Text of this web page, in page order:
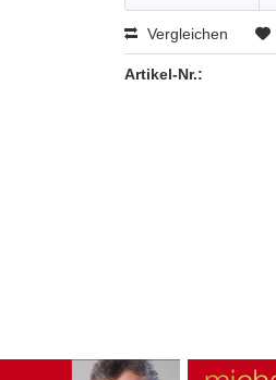
Vergleichen
Artikel-Nr.: